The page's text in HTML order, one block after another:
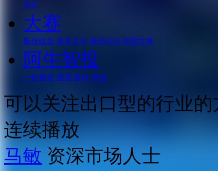
其它
大赛
最佳收益 最多关注 最热讨论 炒股大赛
阿牛智投
一起看盘 股票 板块 基金
可以关注出口型的行业的
连续播放
马敏 资深市场人士